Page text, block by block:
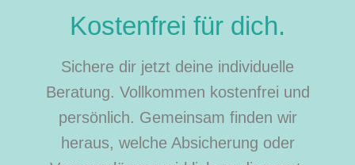
Kostenfrei für dich.
Sichere dir jetzt deine individuelle
Beratung. Vollkommen kostenfrei und
persönlich. Gemeinsam finden wir
heraus, welche Absicherung oder